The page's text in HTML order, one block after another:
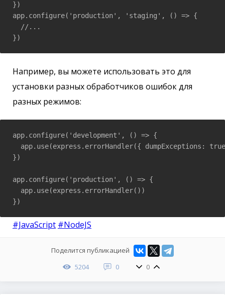
})
app.configure('production', 'staging', () => {
  //...
})
Например, вы можете использовать это для
установки разных обработчиков ошибок для
разных режимов:
app.configure('development', () => {
app.use(express.errorHandler({ dumpExceptions:
})
app.configure('production', () => {
  app.use(express.errorHandler())
#JavaScript #NodeJS
Поделится публикацией
5204
0 0